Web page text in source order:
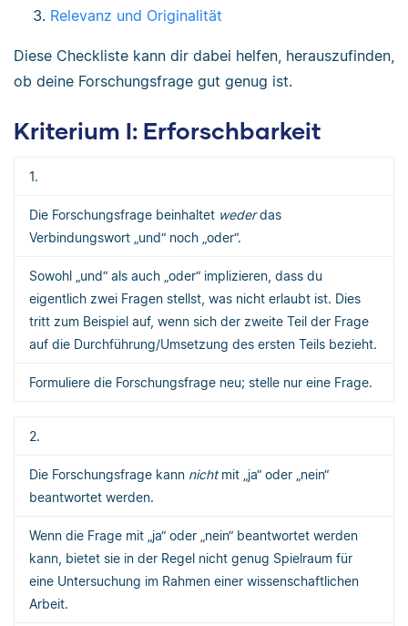
Relevanz und Originalität
Diese Checkliste kann dir dabei helfen, herauszufinden,
ob deine Forschungsfrage gut genug ist.
Kriterium I: Erforschbarkeit
1.
Die Forschungsfrage beinhaltet wederdas
Verbindungswort „und“ noch „oder“.
Sowohl „und“ als auch „oder“ implizieren, dass du
eigentlich zwei Fragen stellst, was nicht erlaubt ist. Dies
tritt zum Beispiel auf, wenn sich der zweite Teil der Frage
auf die Durchführung/Umsetzung des ersten Teils bezieht.
Formuliere die Forschungsfrage neu; stelle nur eine Frage.
2.
Die Forschungsfrage kann nichtmit „ja“ oder „nein“
beantwortet werden.
Wenn die Frage mit „ja“ oder „nein“ beantwortet werden
kann, bietet sie in der Regel nicht genug Spielraum für
eine Untersuchung im Rahmen einer wissenschaftlichen
Arbeit.